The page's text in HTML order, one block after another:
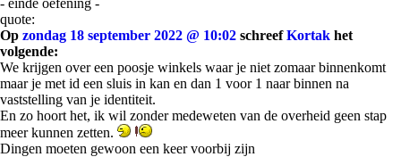
- einde oefening -
quote:
Op zondag 18 september 2022 @ 10:02 schreefKortak het
volgende:
We krijgen over een poosje winkels waar je niet zomaar binnenkomt
maar je met id een sluis in kan en dan 1 voor 1 naar binnen na
vaststelling van je identiteit.
En zo hoort het, ik wil zonder medeweten van de overheid geen stap
meer kunnen zetten.
Dingen moeten gewoon een keer voorbij zijn